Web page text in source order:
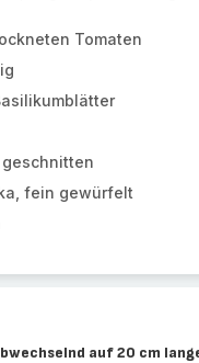
Tomaten
geschnitten
fein gewürfelt
auf 20 cm